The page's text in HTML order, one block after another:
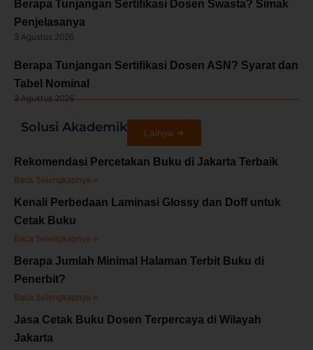
Berapa Tunjangan Sertifikasi Dosen Swasta? Simak
Penjelasanya
3 Agustus 2026
Berapa Tunjangan Sertifikasi Dosen ASN? Syarat dan
Tabel Nominal
3 Agustus 2026
Solusi Akademik Lainya ➜
Rekomendasi Percetakan Buku di Jakarta Terbaik
Baca Selengkapnya »
Kenali Perbedaan Laminasi Glossy dan Doff untuk
Cetak Buku
Baca Selengkapnya »
Berapa Jumlah Minimal Halaman Terbit Buku di
Penerbit?
Baca Selengkapnya »
Jasa Cetak Buku Dosen Terpercaya di Wilayah
Jakarta